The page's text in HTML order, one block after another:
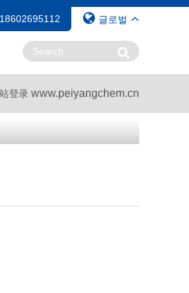
글로벌
登录 www.peiyangchem.cn